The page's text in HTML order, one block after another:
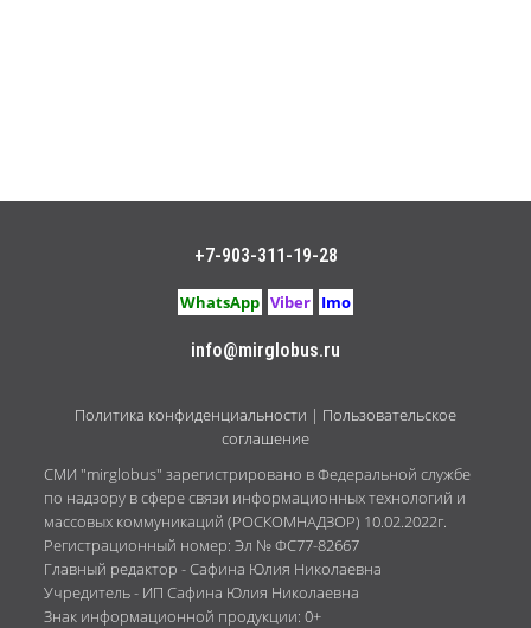
+7-903-311-19-28
WhatsApp Viber Imo
info@mirglobus.ru
Политика конфиденциальности | Пользовательское
соглашение
СМИ "mirglobus" зарегистрировано в Федеральной службе
по надзору в сфере связи информационных технологий и
массовых коммуникаций (РОСКОМНАДЗОР) 10.02.2022г.
Регистрационный номер: Эл № ФС77-82667
Главный редактор - Сафина Юлия Николаевна
Учредитель - ИП Сафина Юлия Николаевна
Знак информационной продукции: 0+